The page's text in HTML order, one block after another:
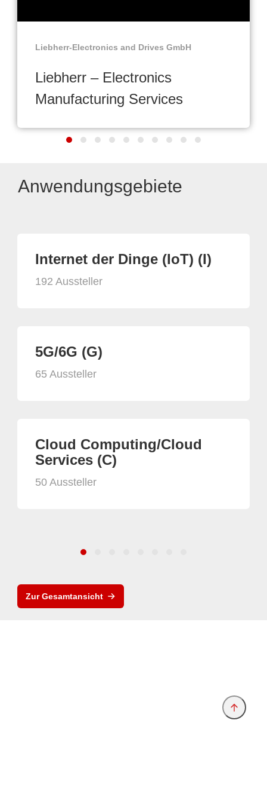
Liebherr-Electronics and Drives GmbH
Liebherr – Electronics
Manufacturing Services
Anwendungsgebiete
Internet der Dinge (IoT) (I)
192 Aussteller
5G/6G (G)
65 Aussteller
Cloud Computing/Cloud
Services (C)
50 Aussteller
Zur Gesamtansicht